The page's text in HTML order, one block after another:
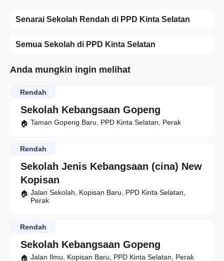
Senarai Sekolah Rendah di PPD Kinta Selatan
Semua Sekolah di PPD Kinta Selatan
Anda mungkin ingin melihat
Sekolah Kebangsaan Gopeng
Rendah
Taman Gopeng Baru, PPD Kinta Selatan, Perak
Sekolah Jenis Kebangsaan (cina) New
Kopisan
Rendah
Jalan Sekolah, Kopisan Baru, PPD Kinta Selatan,
Perak
Sekolah Kebangsaan Gopeng
Rendah
Jalan Ilmu, Kopisan Baru, PPD Kinta Selatan, Perak